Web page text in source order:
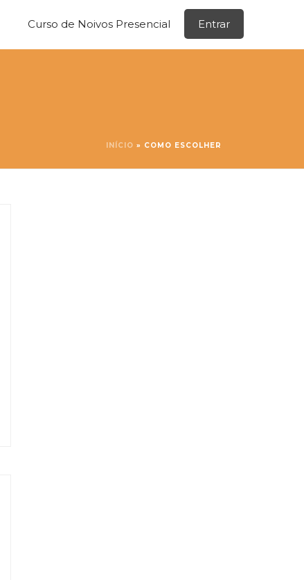
Curso de Noivos Presencial Entrar
INÍCIO » COMO ESCOLHER